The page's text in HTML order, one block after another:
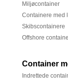
Miljøcontainer
Containere med
Skibscontainere
Offshore
Container
Indrettede